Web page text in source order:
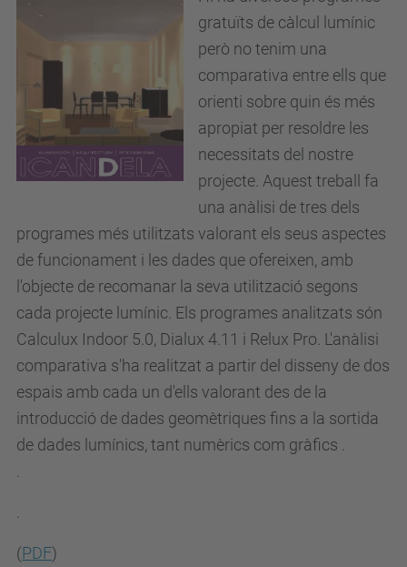
gratuïts de càlcul lumínic
però no tenim una
comparativa entre ells que
orienti sobre quin és més
apropiat per resoldre les
necessitats del nostre
projecte. Aquest treball fa
una anàlisi de tres dels
programes més utilitzats valorant els seus aspectes
de funcionament i les dades que ofereixen, amb
l'objecte de recomanar la seva utilització segons
cada projecte lumínic. Els programes analitzats són
Calculux Indoor 5.0, Dialux 4.11 i Relux Pro. L'anàlisi
comparativa s'ha realitzat a partir del disseny de dos
espais amb cada un d'ells valorant des de la
introducció de dades geomètriques fins a la sortida
de dades lumínics, tant numèrics com gràfics .
(PDF)